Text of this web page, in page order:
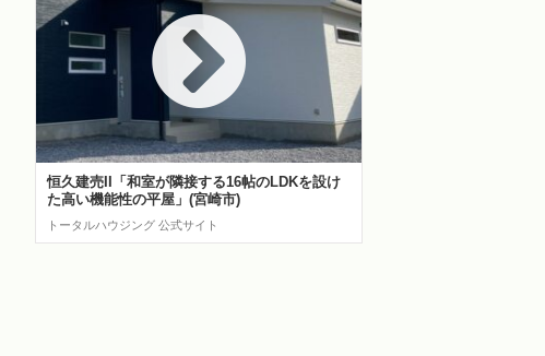
恒久建売II「和室が隣接する16帖のLDKを設け
た高い機能性の平屋」(宮崎市)
トータルハウジング 公式サイト